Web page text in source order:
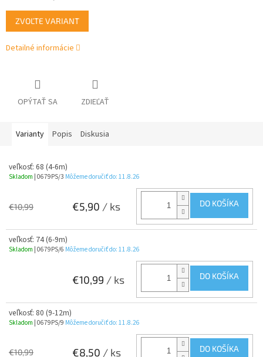
Jednotková
cena:
ZVOĽTE VARIANT
Detailné informácie
OPÝTAŤ SA ZDIEĽAŤ
Varianty Popis Diskusia
veľkosť: 68 (4-6m)
Skladom | 0679PS/3 Môžeme doručiť do: 11.8.26
€10,99 €5,90 / ks DO KOŠÍKA
veľkosť: 74 (6-9m)
Skladom | 0679PS/6 Môžeme doručiť do: 11.8.26
€10,99 / ks DO KOŠÍKA
veľkosť: 80 (9-12m)
Skladom | 0679PS/9 Môžeme doručiť do: 11.8.26
€10,99 €8,50 / ks DO KOŠÍKA